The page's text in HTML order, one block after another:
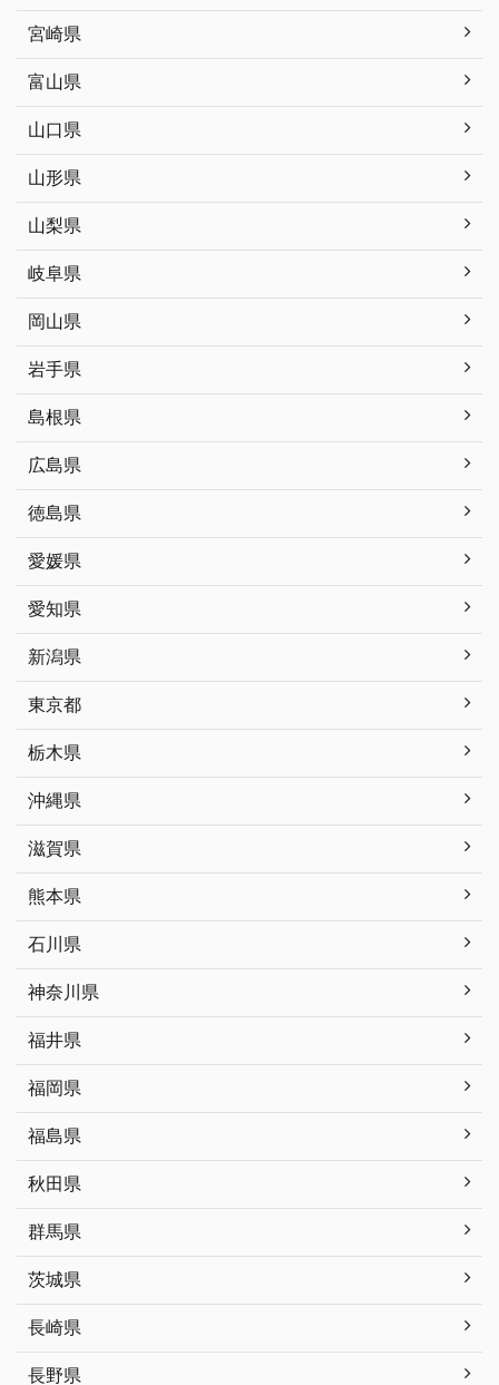
宮崎県
富山県
山口県
山形県
山梨県
岐阜県
岡山県
岩手県
島根県
広島県
徳島県
愛媛県
愛知県
新潟県
東京都
栃木県
沖縄県
滋賀県
熊本県
石川県
神奈川県
福井県
福岡県
福島県
秋田県
群馬県
茨城県
長崎県
長野県